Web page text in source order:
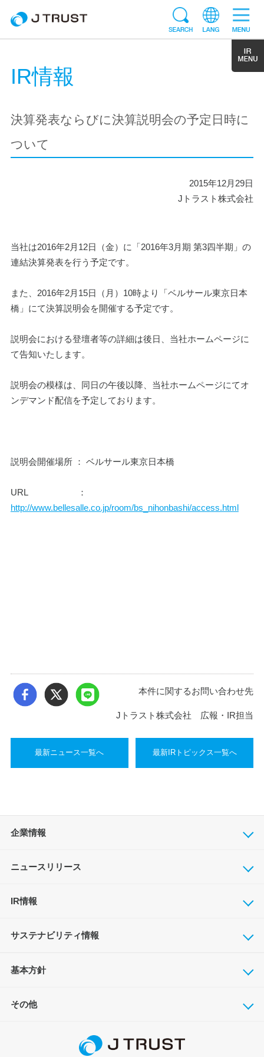
IR情報
決算発表ならびに決算説明会の予定日時に
ついて
2015年12月29日
Jトラスト株式会社
当社は2016年2月12日（金）に「2016年3月期 第3四半期」の
連結決算発表を行う予定です。
また、2016年2月15日（月）10時より「ベルサール東京日本
橋」にて決算説明会を開催する予定です。
説明会における登壇者等の詳細は後日、当社ホームページに
て告知いたします。
説明会の模様は、同日の午後以降、当社ホームページにてオ
ンデマンド配信を予定しております。
説明会開催場所 ： ベルサール東京日本橋
URL                     ：
http://www.bellesalle.co.jp/room/bs_nihonbashi/access.html
本件に関するお問い合わせ先
Jトラスト株式会社 広報・IR担当
最新ニュース一覧へ 最新IRトピックス一覧へ
企業情報
ニュースリリース
IR情報
サステナビリティ情報
基本方針
その他